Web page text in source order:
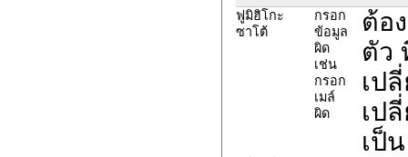
ฟูมิฮิโกะ
ซาโต้
กรอก
ข้อมูล
ผิด
เช่น
กรอก
เมล์
ผิด
ต้อ
ตัว
เป
เป
เป็